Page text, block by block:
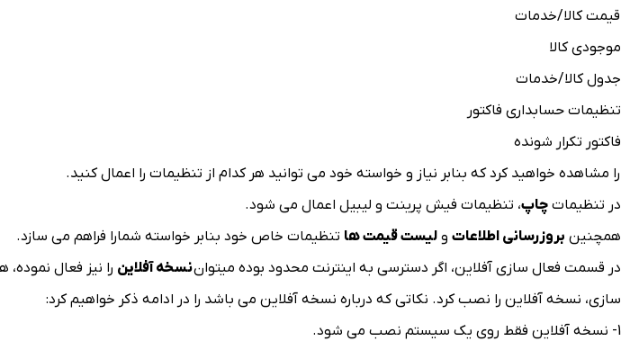
قیمت کالا/خدمات
موجودی کالا
جدول کالا/خدمات
تنظیمات حسابداری فاکتور
فاکتور تکرار شونده
را مشاهده خواهید کرد که بنابر نیاز و خواسته خود می توانید هر کدام از تنظیمات را اعمال کنید.
در تنظیمات چاپ، تنظیمات فیش پرینت و لیبیل اعمال می شود.
همچنین بروزرسانی اطلاعات و لیست قیمت ها تنظیمات خاص خود بنابر خواسته شمارا فراهم می سازد.
در قسمت فعال سازی آفلاین، اگر دسترسی به اینترنت محدود بوده میتواننسخه آفلاین را نیز فعال
سازی، نسخه آفلاین را نصب کرد. نکاتی که درباره نسخه آفلاین می باشد را در ادامه ذکر خواهیم کرد:
1- نسخه آفلاین فقط روی یک سیستم نصب می شود.